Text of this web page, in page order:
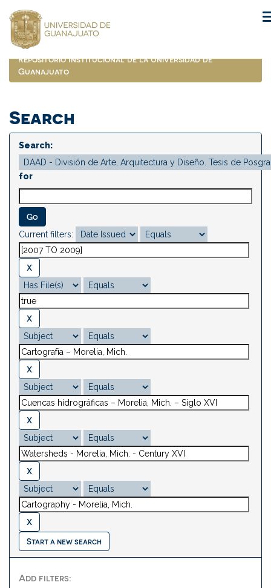
navigation
Repositorio Institucional de la Universidad de
Guanajuato
Search
Search:
for
Current filters:
Start a new search
Add filters: